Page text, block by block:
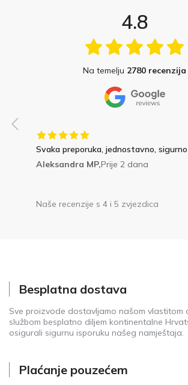
4.8
Na temelju 2780 recenzija
Svaka preporuka, jednostavno, sigurno
Aleksandra MP,Prije 2 dana
Naše recenzije s 4 i 5 zvjezdica
Besplatna dostava
Sve proizvode dostavljamo našom vlastitom
službom besplatno diljem kontinentalne
osigurali sigurnu isporuku našeg namještaja.
Plaćanje pouzećem